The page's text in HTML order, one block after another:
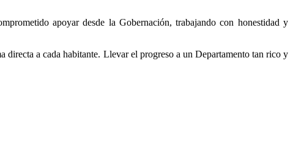
apoyar desde la Gobernación, trabajando con honestidad y
directa a cada habitante. Llevar el progreso a un Departamento tan rico y